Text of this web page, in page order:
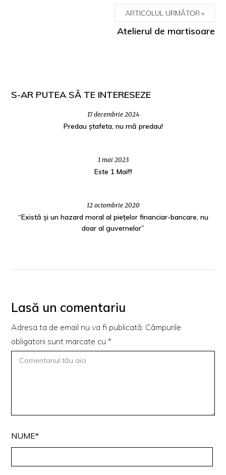
ARTICOLUL URMĂTOR
Atelierul de martisoare
S-AR PUTEA SĂ TE INTERESEZE
17 decembrie 2024
Predau ștafeta, nu mă predau!
1 mai 2023
Este 1 Mai!!!
12 octombrie 2020
“Există și un hazard moral al piețelor financiar-bancare, nu
doar al guvernelor”
Lasă un comentariu
Adresa ta de email nu va fi publicată. Câmpurile
obligatorii sunt marcate cu*
NUME*